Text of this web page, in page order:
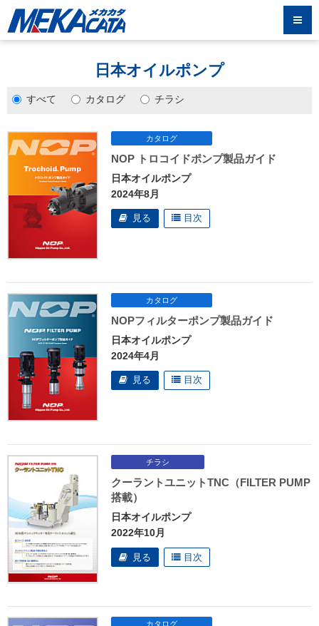
日本オイルポンプ
すべて カタログ チラシ
NOP トロコイドポンプ製品ガイド
日本オイルポンプ
2024年8月
NOPフィルターポンプ製品ガイド
日本オイルポンプ
2024年4月
クーラントユニットTNC（FILTER PUMP
搭載）
日本オイルポンプ
2022年10月